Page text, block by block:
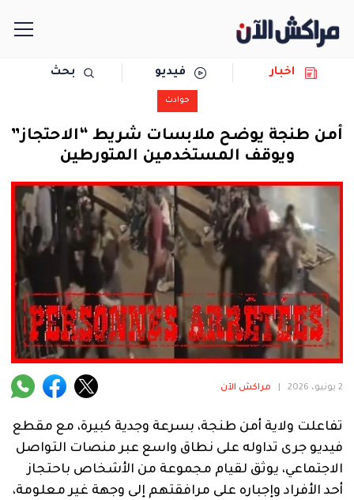
سياسة
حوادث
دولية
المرأة
فنية
منوعة
آراء
اخبار فيديو بحث
حوادث
أمن طنجة يوضح ملابسات شريط “الاحتجاز”
ويوقف المستخدمين المتورطين
2 يونيو، 2026 مراكش الآن
تفاعلت ولاية أمن طنجة، بسرعة وجدية كبيرة، مع مقطع
فيديو جرى تداوله على نطاق واسع عبر منصات التواصل
الاجتماعي، يوثق لقيام مجموعة من الأشخاص باحتجاز
أحد الأفراد وإجباره على مرافقتهم إلى وجهة غير معلومة،